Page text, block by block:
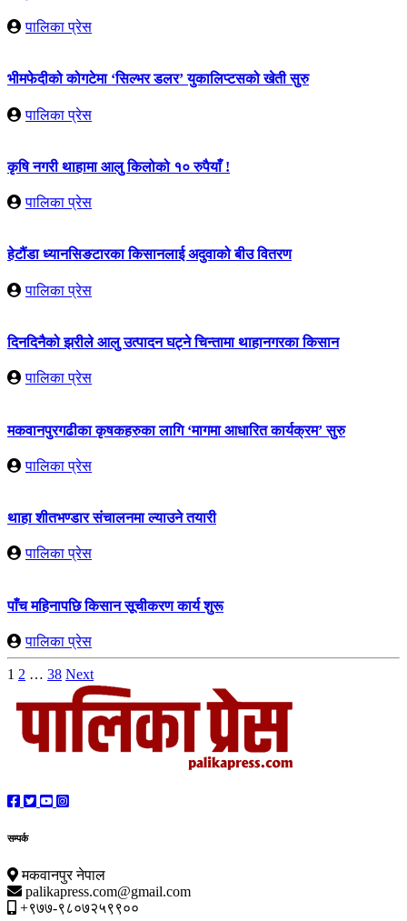
पालिका प्रेस
भीमफेदीको कोगटेमा ‘सिल्भर डलर’ युकालिप्टसको खेती सुरु
पालिका प्रेस
कृषि नगरी थाहामा आलु किलोको १० रुपैयाँ !
पालिका प्रेस
हेटौंडा ध्यानसिङटारका किसानलाई अदुवाको बीउ वितरण
पालिका प्रेस
दिनदिनैको झरीले आलु उत्पादन घट्ने चिन्तामा थाहानगरका किसान
पालिका प्रेस
मकवानपुरगढीका कृषकहरुका लागि ‘मागमा आधारित कार्यक्रम’ सुरु
पालिका प्रेस
थाहा शीतभण्डार संचालनमा ल्याउने तयारी
पालिका प्रेस
पाँच महिनापछि किसान सूचीकरण कार्य शुरू
पालिका प्रेस
Posts
pagination
1 2 … 38 Next
सम्पर्क
मकवानपुर नेपाल
palikapress.com@gmail.com
+९७७-९८०७२५९९००